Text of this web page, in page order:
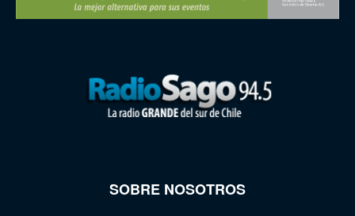
SOBRE NOSOTROS